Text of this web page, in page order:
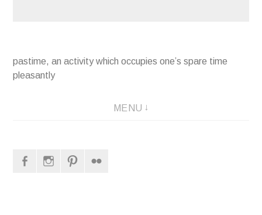
pastime, an activity which occupies one’s spare time
pleasantly
MENU
FacebookInstagram